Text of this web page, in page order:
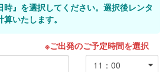
時』を選択してください。選択後レンタ
いたします。
※ご出発のご予定時間を選択